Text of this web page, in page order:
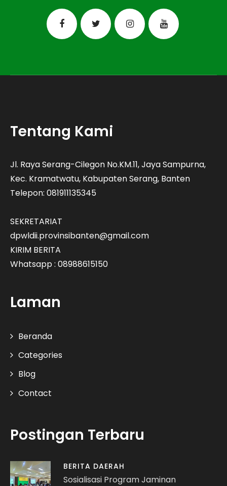
Tentang Kami
Jl. Raya Serang-Cilegon No.KM.11, Jaya Sampurna,
Kec. Kramatwatu, Kabupaten Serang, Banten
Telepon: 081911135345
SEKRETARIAT
dpwldii.provinsibanten@gmail.com
KIRIM BERITA
Whatsapp : 08988615150
Laman
Beranda
Categories
Blog
Contact
Postingan Terbaru
BERITA DAERAH
Sosialisasi Program Jaminan